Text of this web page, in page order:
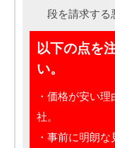
段を請求する
以下の点を
い。
・価格が安い
社。
・事前に明朗